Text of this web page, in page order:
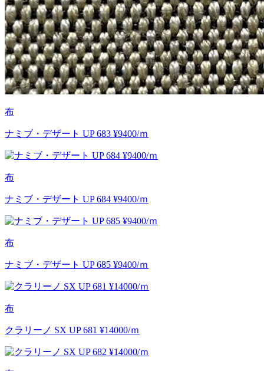
布
ナミブ・デザート UP 683 ¥9400/ｍ
布
ナミブ・デザート UP 684 ¥9400/ｍ
布
ナミブ・デザート UP 685 ¥9400/ｍ
布
クラリーノ SX UP 681 ¥14000/ｍ